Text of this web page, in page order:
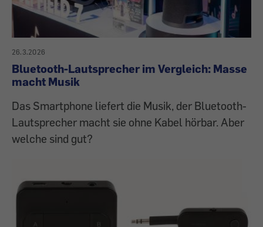
26.3.2026
Bluetooth-Lautsprecher im Vergleich: Masse
macht Musik
Das Smartphone liefert die Musik, der Bluetooth-
Lautsprecher macht sie ohne Kabel hörbar. Aber
welche sind gut?